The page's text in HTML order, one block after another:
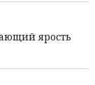
ярость